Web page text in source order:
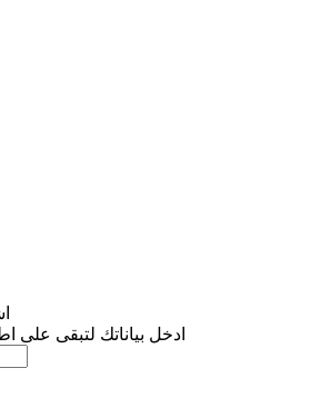
ادخل بياناتك لتبقى على